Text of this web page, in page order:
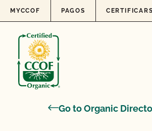
Skip to content
MYCCOF PAGOS
Go to Organic